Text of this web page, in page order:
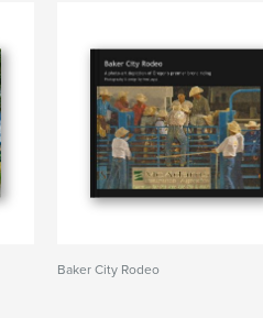
Baker City Rodeo